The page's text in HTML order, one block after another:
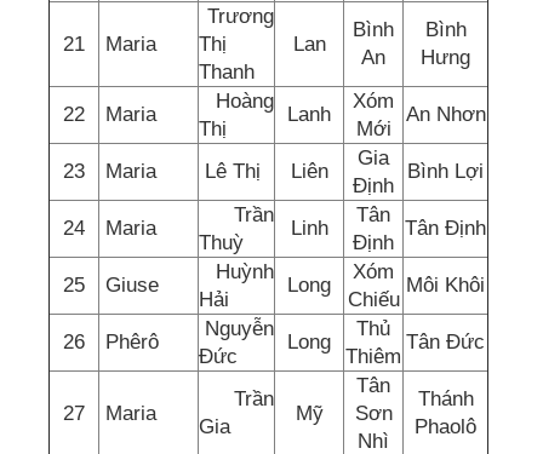
21 Maria
Trương
Thị
Thanh
Lan
Bình
An
Bình
Hưng
22 Maria
Hoàng
Thị
Lanh
Xóm
Mới
An Nhơn
23 Maria Lê Thị Liên
Gia
Định
Bình Lợi
24 Maria
Trần
Thuỳ
Linh
Tân
Định
Tân Định
25 Giuse
Huỳnh
Hải
Long
Xóm
Chiếu
Môi Khôi
26 Phêrô
Nguyễn
Đức
Long
Thủ
Thiêm
Tân Đức
27 Maria
Trần
Gia
Mỹ
Tân
Sơn
Nhì
Thánh
Phaolô